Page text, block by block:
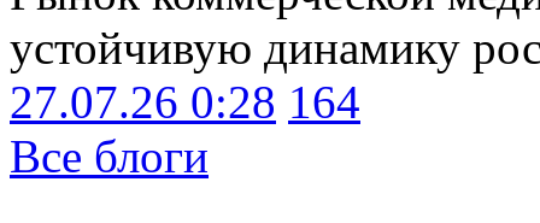
устойчивую динамику
27.07.26 0:28 164
Все блоги